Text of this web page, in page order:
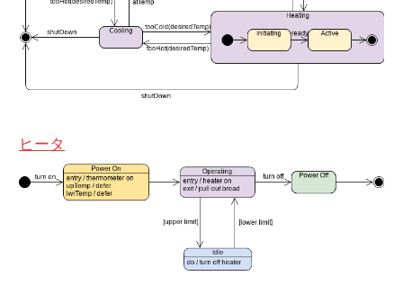
ヒータ